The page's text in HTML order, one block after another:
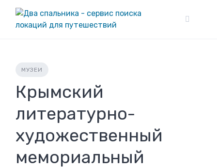
content
МУЗЕИ
Крымский
литературно-
художественный
мемориальный